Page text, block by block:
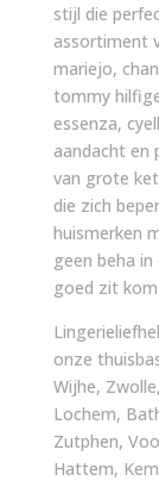
stijl die
assortiment
mariejo,
tommy
essenza,
aandacht en
van grote
die zich
huismerken
geen beha
goed zit
onze
Wijhe,
Lochem,
Zutphen,
Hattem,